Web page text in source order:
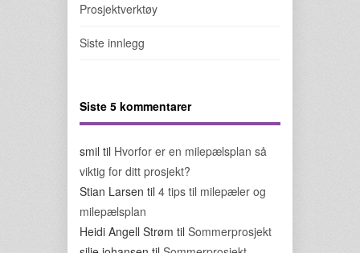
Prosjektverktøy
Siste innlegg
Siste 5 kommentarer
smil til Hvorfor er en milepælsplan så
viktig for ditt prosjekt?
Stian Larsen til 4 tips til milepæler og
milepælsplan
Heidi Angell Strøm til Sommerprosjekt